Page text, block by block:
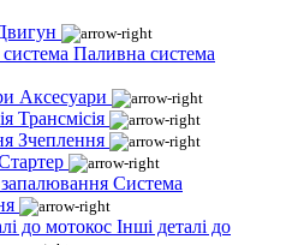
Паливна система
Аксесуари
Трансмісія
Зчеплення
Система
Інші деталі до